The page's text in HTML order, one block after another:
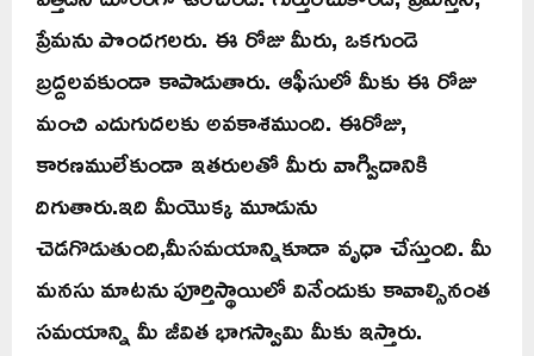
ప్రేమను పొందగలరు. ఈ రోజు మీరు, ఒకగుండె
బ్రద్దలవకుండా కాపాడుతారు. ఆఫీసులో మీకు ఈ రోజు
మంచి ఎదుగుదలకు అవకాశముంది. ఈరోజు,
కారణములేకుండా ఇతరులతో మీరు వాగ్విదానికి
దిగుతారు.ఇది మీయొక్క మూడును
చెడగొడుతుంది,మీసమయాన్నికూడా వృధా చేస్తుంది. మీ
మనసు మాటను పూర్తిస్థాయిలో వినేందుకు కావాల్సినంత
సమయాన్ని మీ జీవిత భాగస్వామి మీకు ఇస్తారు.